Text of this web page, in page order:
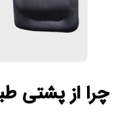
چرا از پشتی